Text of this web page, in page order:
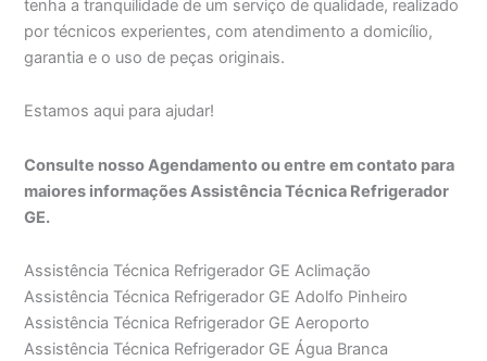
tenha a tranquilidade de um serviço de qualidade, realizado
por técnicos experientes, com atendimento a domicílio,
garantia e o uso de peças originais.
Estamos aqui para ajudar!
Consulte nosso Agendamento ou entre em contato para
maiores informações Assistência Técnica Refrigerador
GE.
Assistência Técnica Refrigerador GE Aclimação
Assistência Técnica Refrigerador GE Adolfo Pinheiro
Assistência Técnica Refrigerador GE Aeroporto
Assistência Técnica Refrigerador GE Água Branca